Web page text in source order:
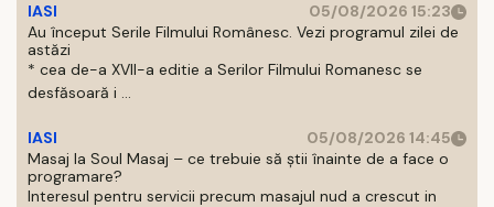
IASI
05/08/2026 15:23
Au început Serile Filmului Românesc. Vezi programul zilei de
astăzi
* cea de-a XVII-a editie a Serilor Filmului Romanesc se
desfăsoară i ...
IASI
05/08/2026 14:45
Masaj la Soul Masaj – ce trebuie să știi înainte de a face o
programare?
Interesul pentru servicii precum masajul nud a crescut in